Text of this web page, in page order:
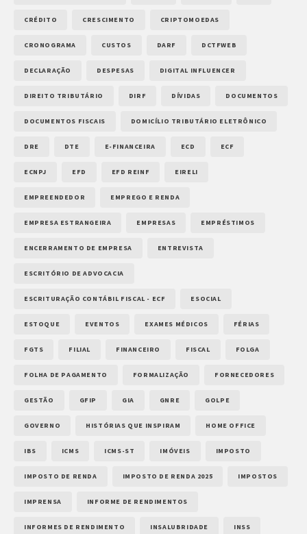
CRÉDITO CRESCIMENTO CRIPTOMOEDAS
CRONOGRAMA CUSTOS DARF DCTFWEB
DECLARAÇÃO DESPESAS DIGITAL INFLUENCER
DIREITO TRIBUTÁRIO DIRF DÍVIDAS DOCUMENTOS
DOCUMENTOS FISCAIS DOMICÍLIO TRIBUTÁRIO ELETRÔNICO
DRE DTE E-FINANCEIRA ECD ECF
ECNPJ EFD EFD REINF EIRELI
EMPREENDEDOR EMPREGO E RENDA
EMPRESA ESTRANGEIRA EMPRESAS EMPRÉSTIMOS
ENCERRAMENTO DE EMPRESA ENTREVISTA
ESCRITÓRIO DE ADVOCACIA
ESCRITURAÇÃO CONTÁBIL FISCAL - ECF ESOCIAL
ESTOQUE EVENTOS EXAMES MÉDICOS FÉRIAS
FGTS FILIAL FINANCEIRO FISCAL FOLGA
FOLHA DE PAGAMENTO FORMALIZAÇÃO FORNECEDORES
GESTÃO GFIP GIA GNRE GOLPE
GOVERNO HISTÓRIAS QUE INSPIRAM HOME OFFICE
IBS ICMS ICMS-ST IMÓVEIS IMPOSTO
IMPOSTO DE RENDA IMPOSTO DE RENDA 2025 IMPOSTOS
IMPRENSA INFORME DE RENDIMENTOS
INFORMES DE RENDIMENTO INSALUBRIDADE INSS